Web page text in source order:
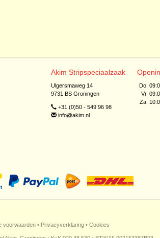
Akim Stripspeciaalzaak
Ulgersmaweg 14
9731 BS Groningen
+31 (0)50 - 549 96 98
info@akim.nl
Do.
Vr.
Za.
voorwaarden • Privacyverklaring • Cookies